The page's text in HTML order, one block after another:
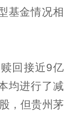
基金情况相
回接近9亿
均进行了减
，但贵州茅